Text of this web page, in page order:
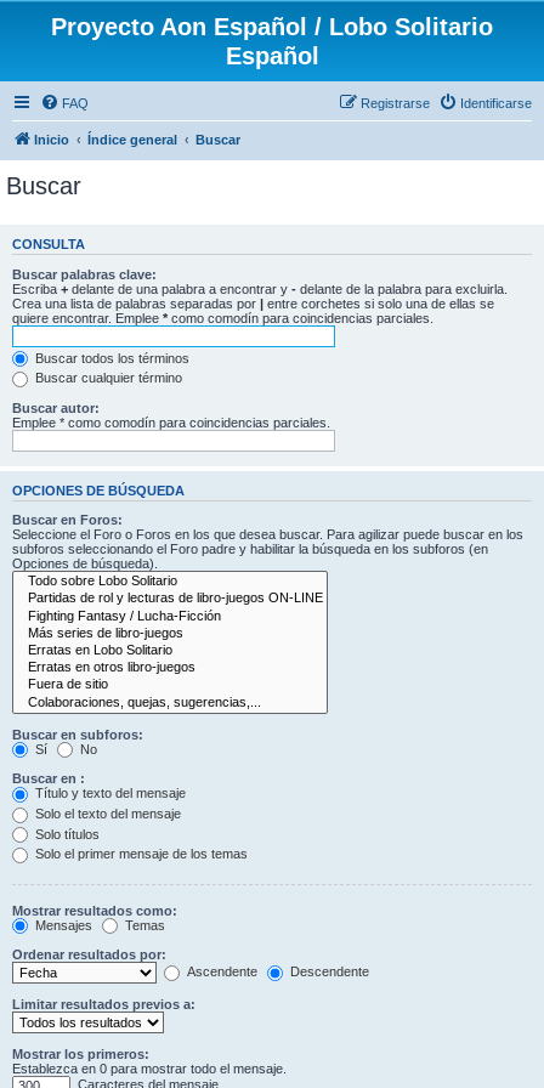
Proyecto Aon Español / Lobo Solitario
Español
FAQ Identificarse
Registrarse
Inicio Índice general Buscar
Buscar
CONSULTA
Buscar palabras clave:
Escriba + delante de una palabra a encontrar y - delante de la palabra para excluirla.
Crea una lista de palabras separadas por | entre corchetes si solo una de ellas se
quiere encontrar. Emplee * como comodín para coincidencias parciales.
Buscar todos los términos
Buscar cualquier término
Buscar autor:
Emplee * como comodín para coincidencias parciales.
OPCIONES DE BÚSQUEDA
Buscar en Foros:
Seleccione el Foro o Foros en los que desea buscar. Para agilizar puede buscar en los
subforos seleccionando el Foro padre y habilitar la búsqueda en los subforos (en
Opciones de búsqueda).
Buscar en subforos:
Sí
No
Buscar en :
Título y texto del mensaje
Solo el texto del mensaje
Solo títulos
Solo el primer mensaje de los temas
Mostrar resultados como:
Mensajes
Temas
Ordenar resultados por:
Ascendente
Descendente
Limitar resultados previos a:
Mostrar los primeros:
Establezca en 0 para mostrar todo el mensaje.
Caracteres del mensaje